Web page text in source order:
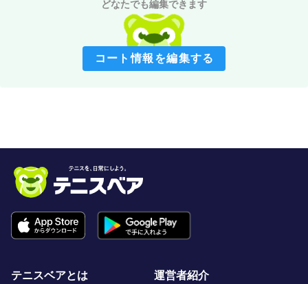
どなたでも編集できます
コート情報を編集する
テニスベアとは 運営者紹介